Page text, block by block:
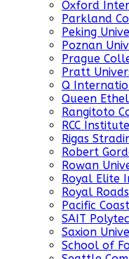
Oxford
Parkland
Peking
Poznan
Prague
Pratt
Q
Queen
Rangitoto
RCC
Rigas
Robert
Rowan
Royal Elite
Royal
Pacific
SAIT
Saxion
School of